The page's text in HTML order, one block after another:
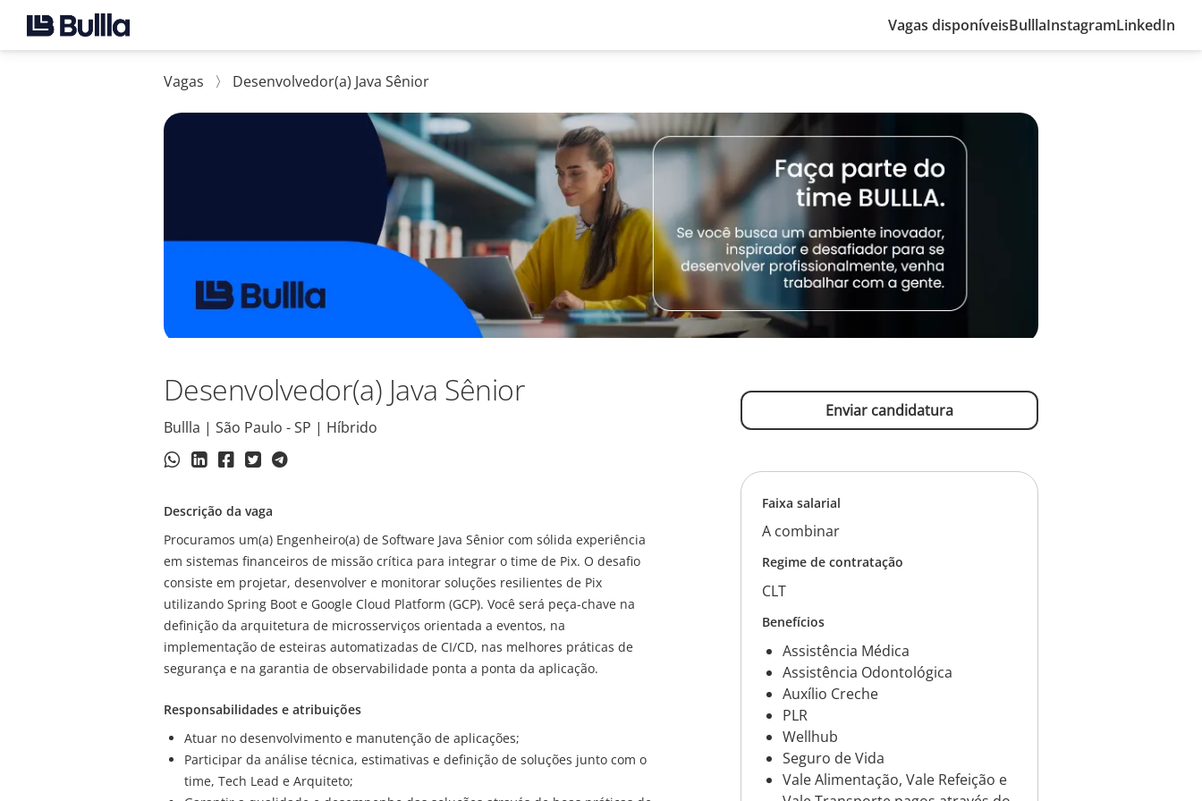
Vagas disponíveisBulllaInstagramLinkedIn
Vagas 〉 Desenvolvedor(a) Java Sênior
Desenvolvedor(a) Java Sênior
Bullla | São Paulo - SP | Híbrido
Descrição da vaga
Procuramos um(a) Engenheiro(a) de Software Java Sênior com sólida experiência
em sistemas financeiros de missão crítica para integrar o time de Pix. O desafio
consiste em projetar, desenvolver e monitorar soluções resilientes de Pix
utilizando Spring Boot e Google Cloud Platform (GCP). Você será peça-chave na
definição da arquitetura de microsserviços orientada a eventos, na
implementação de esteiras automatizadas de CI/CD, nas melhores práticas de
segurança e na garantia de observabilidade ponta a ponta da aplicação.
Responsabilidades e atribuições
Atuar no desenvolvimento e manutenção de aplicações;
Participar da análise técnica, estimativas e definição de soluções junto com o
time, Tech Lead e Arquiteto;
Enviar candidatura
Faixa salarial
A combinar
Regime de contratação
CLT
Benefícios
Assistência Médica
Assistência Odontológica
Auxílio Creche
PLR
Wellhub
Seguro de Vida
Vale Alimentação, Vale Refeição e